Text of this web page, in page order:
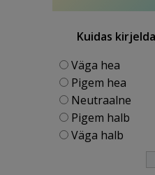
Kuidas
Väga hea
Pigem hea
Neutraalne
Pigem halb
Väga halb